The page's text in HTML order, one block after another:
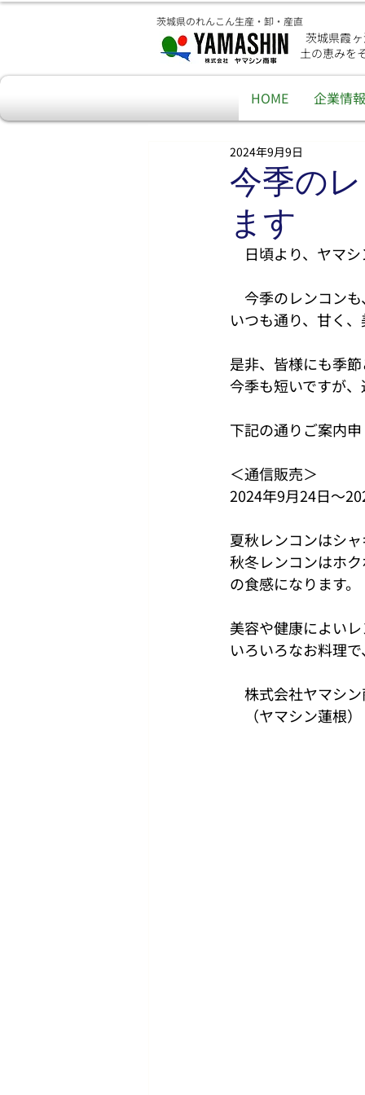
茨城県のれんこん生産・卸・産直
茨城県霞
土の恵みを
HOME 企業情報
今季の
ます
2024年9月9日
日頃より、ヤマシ
今季のレンコン
いつも通り、甘く
是非、皆様にも季
今季も短いですが
下記の通りご案内
＜通信販売＞
2024年9月24日～
夏秋レンコンはシ
秋冬レンコンはホ
の食感になります。
美容や健康によい
いろいろなお料理
株式会社ヤマシ
（ヤマシン蓮根）